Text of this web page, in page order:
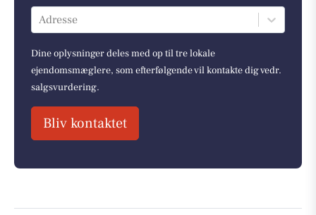
Adresse
Dine oplysninger deles med op til tre lokale
ejendomsmæglere, som efterfølgende vil kontakte dig vedr.
salgsvurdering.
Bliv kontaktet